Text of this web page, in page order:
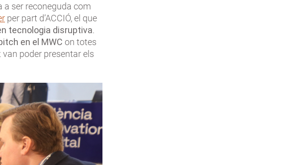
a ser reconeguda com
per part d’ACCIÓ, el que
tecnologia disruptiva.
en el MWC on totes
poder presentar els